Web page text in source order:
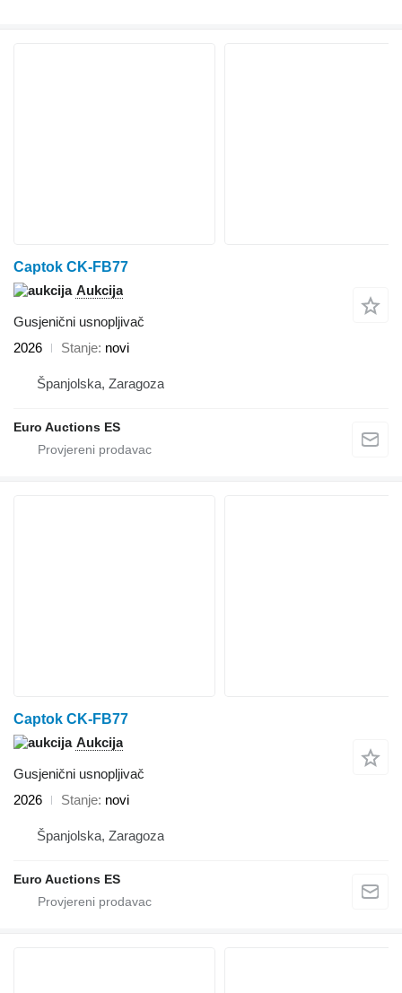
Captok CK-FB77
Aukcija
Gusjenični usnopljivač
2026
Stanje novi
Španjolska, Zaragoza
Euro Auctions ES
Captok CK-FB77
Aukcija
Gusjenični usnopljivač
2026
Stanje novi
Španjolska, Zaragoza
Euro Auctions ES